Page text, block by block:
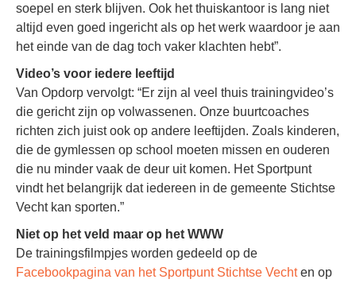
soepel en sterk blijven. Ook het thuiskantoor is lang niet
altijd even goed ingericht als op het werk waardoor je aan
het einde van de dag toch vaker klachten hebt”.
Video’s voor iedere leeftijd
Van Opdorp vervolgt: “Er zijn al veel thuis trainingvideo’s
die gericht zijn op volwassenen. Onze buurtcoaches
richten zich juist ook op andere leeftijden. Zoals kinderen,
die de gymlessen op school moeten missen en ouderen
die nu minder vaak de deur uit komen. Het Sportpunt
vindt het belangrijk dat iedereen in de gemeente Stichtse
Vecht kan sporten.”
Niet op het veld maar op het WWW
De trainingsfilmpjes worden gedeeld op de
Facebookpagina van het Sportpunt Stichtse Vechten op